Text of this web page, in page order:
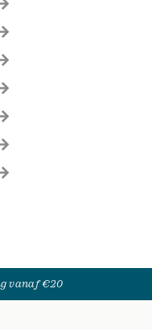
vanaf €20